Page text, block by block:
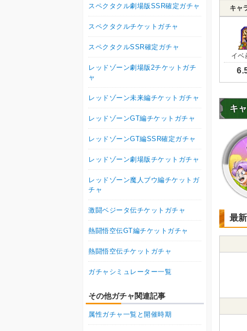
キャ
イベ
キ
最
スペクタクル劇場版SSR確定ガチャ
スペクタクルチケットガチャ
スペクタクルSSR確定ガチャ
レッドゾーン劇場版2チケットガチ
ャ
レッドゾーン未来編チケットガチャ
レッドゾーンGT編チケットガチャ
レッドゾーンGT編SSR確定ガチャ
レッドゾーン劇場版チケットガチャ
レッドゾーン魔人ブウ編チケットガ
チャ
激闘ベジータ伝チケットガチャ
熱闘悟空伝GT編チケットガチャ
熱闘悟空伝チケットガチャ
ガチャシミュレーター一覧
その他ガチャ関連記事
属性ガチャ一覧と開催時期